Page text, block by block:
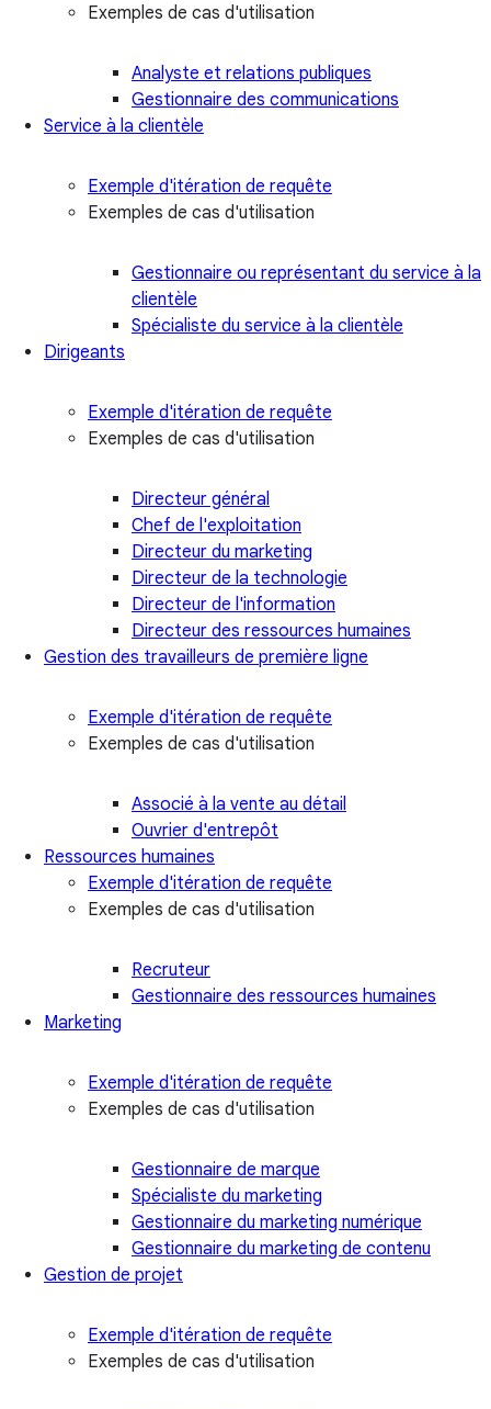
Exemples de cas d'utilisation
Analyste et relations publiques
Gestionnaire des communications
Service à la clientèle
Exemple d'itération de requête
Exemples de cas d'utilisation
Gestionnaire ou représentant du service à la
clientèle
Spécialiste du service à la clientèle
Dirigeants
Exemple d'itération de requête
Exemples de cas d'utilisation
Directeur général
Chef de l'exploitation
Directeur du marketing
Directeur de la technologie
Directeur de l'information
Directeur des ressources humaines
Gestion des travailleurs de première ligne
Exemple d'itération de requête
Exemples de cas d'utilisation
Associé à la vente au détail
Ouvrier d'entrepôt
Ressources humaines
Exemple d'itération de requête
Exemples de cas d'utilisation
Recruteur
Gestionnaire des ressources humaines
Marketing
Exemple d'itération de requête
Exemples de cas d'utilisation
Gestionnaire de marque
Spécialiste du marketing
Gestionnaire du marketing numérique
Gestionnaire du marketing de contenu
Gestion de projet
Exemple d'itération de requête
Exemples de cas d'utilisation